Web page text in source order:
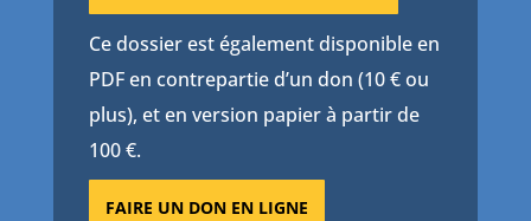
Ce dossier est également disponible en
PDF en contrepartie d’un don (10 € ou
plus), et en version papier à partir de
100 €.
FAIRE UN DON EN LIGNE